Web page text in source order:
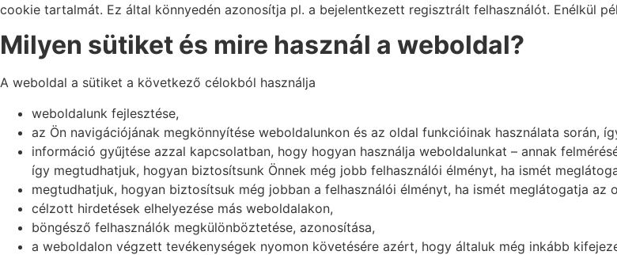
cookie tartalmát. Ez által könnyedén azonosítja pl. a bejelentkezett regisztrált felhasználót. Enélkül
Milyen sütiket és mire használ a weboldal?
A weboldal a sütiket a következő célokból használja
weboldalunk fejlesztése,
az Ön navigációjának megkönnyítése weboldalunkon és az oldal funkcióinak használata során,
információ gyűjtése azzal kapcsolatban, hogy hogyan használja weboldalunkat – annak
így megtudhatjuk, hogyan biztosítsunk Önnek még jobb felhasználói élményt, ha ismét
megtudhatjuk, hogyan biztosítsuk még jobban a felhasználói élményt, ha ismét meglátogatja az
célzott hirdetések elhelyezése más weboldalakon,
böngésző felhasználók megkülönböztetése, azonosítása,
a weboldalon végzett tevékenységek nyomon követésére azért, hogy általuk még inkább